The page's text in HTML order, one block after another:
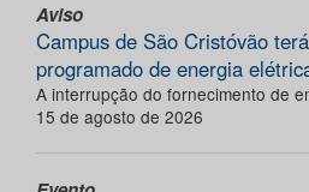
Aviso
Campus de São Cristóvão
programado de energia
A interrupção do fornecimento de
15 de agosto de 2026